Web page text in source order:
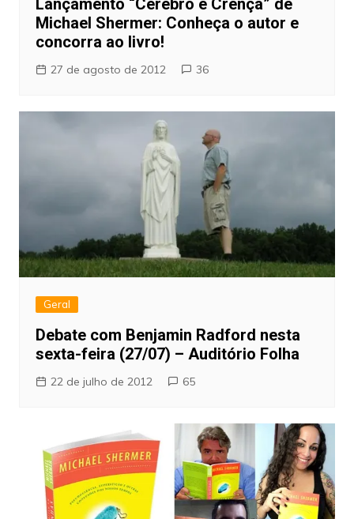
Lançamento “Cérebro e Crença” de
Michael Shermer: Conheça o autor e
concorra ao livro!
27 de agosto de 2012 36
Geral
Debate com Benjamin Radford nesta
sexta-feira (27/07) – Auditório Folha
22 de julho de 2012 65